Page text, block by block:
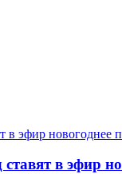
в эфир